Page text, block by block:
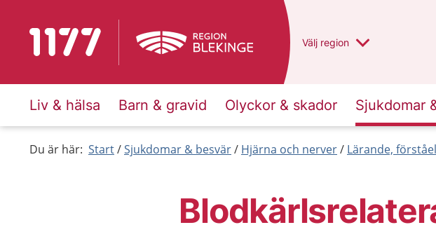
Till startsidan för 1177 Du har valt region
Välj en annan
region
Liv & hälsa Barn & gravid Olyckor & skador Sjukdomar
Du är här: Start Sjukdomar & besvär Hjärna och nerver Lärande,